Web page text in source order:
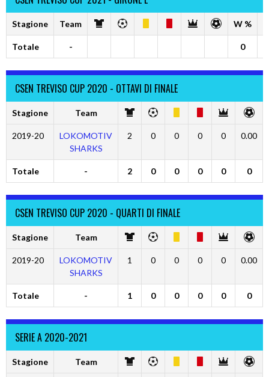
Stagione Team W %
Totale - 0
CSEN TREVISO CUP 2020 - OTTAVI DI FINALE
Stagione Team
2019-20
LOKOMOTIV
SHARKS
2 0 0 0 0 0.00
Totale - 2 0 0 0 0 0
CSEN TREVISO CUP 2020 - QUARTI DI FINALE
Stagione Team
2019-20
LOKOMOTIV
SHARKS
1 0 0 0 0 0.00
Totale - 1 0 0 0 0 0
SERIE A 2020-2021
Stagione Team